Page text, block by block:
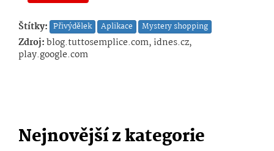
Štítky: Přivýdělek Aplikace Mystery shopping
Zdroj:blog.tuttosemplice.com, idnes.cz,
play.google.com
Nejnovější z kategorie